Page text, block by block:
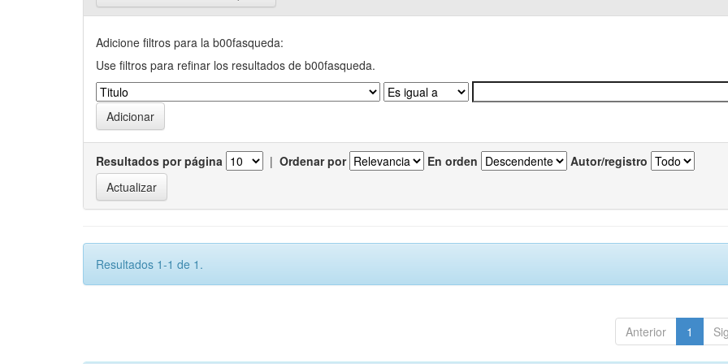
Adicione filtros para la b00fasqueda:
Use filtros para refinar los resultados de b00fasqueda.
Resultados por página | Ordenar por En orden Autor/registro
Resultados 1-1 de 1.
Anterior 1